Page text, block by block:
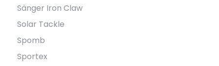
Sänger Iron Claw
Solar Tackle
Spomb
Sportex